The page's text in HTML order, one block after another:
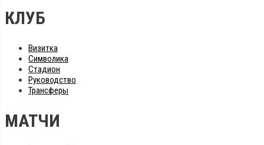
КЛУБ
Визитка
Символика
Стадион
Руководство
Трансферы
МАТЧИ